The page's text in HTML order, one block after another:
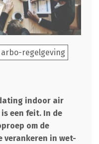
arbo-regelgeving
indoor air
een feit. In de
om de
in wet-